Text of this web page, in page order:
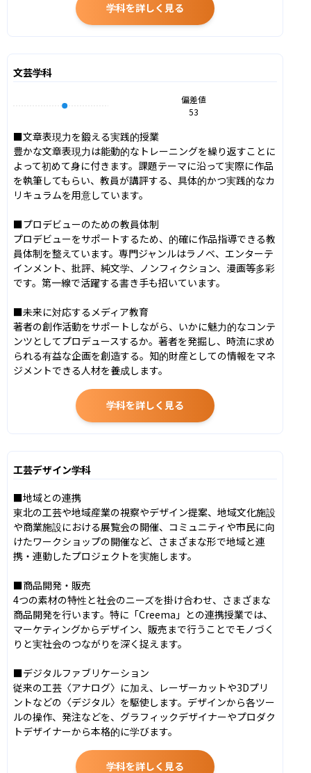
学科を詳しく見る
文芸学科
偏差値
53
■文章表現力を鍛える実践的授業
豊かな文章表現力は能動的なトレーニングを繰り返すことに
よって初めて身に付きます。課題テーマに沿って実際に作品
を執筆してもらい、教員が講評する、具体的かつ実践的なカ
リキュラムを用意しています。
■プロデビューのための教員体制
プロデビューをサポートするため、的確に作品指導できる教
員体制を整えています。専門ジャンルはラノベ、エンターテ
インメント、批評、純文学、ノンフィクション、漫画等多彩
です。第一線で活躍する書き手も招いています。
■未来に対応するメディア教育
著者の創作活動をサポートしながら、いかに魅力的なコンテ
ンツとしてプロデュースするか。著者を発掘し、時流に求め
られる有益な企画を創造する。知的財産としての情報をマネ
ジメントできる人材を養成します。
学科を詳しく見る
工芸デザイン学科
■地域との連携
東北の工芸や地域産業の視察やデザイン提案、地域文化施設
や商業施設における展覧会の開催、コミュニティや市民に向
けたワークショップの開催など、さまざまな形で地域と連
携・連動したプロジェクトを実施します。
■商品開発・販売
4つの素材の特性と社会のニーズを掛け合わせ、さまざまな
商品開発を行います。特に「Creema」との連携授業では、
マーケティングからデザイン、販売まで行うことでモノづく
りと実社会のつながりを深く捉えます。
■デジタルファブリケーション
従来の工芸〈アナログ〉に加え、レーザーカットや3Dプリ
ントなどの〈デジタル〉を駆使します。デザインから各ツー
ルの操作、発注などを、グラフィックデザイナーやプロダク
トデザイナーから本格的に学びます。
学科を詳しく見る